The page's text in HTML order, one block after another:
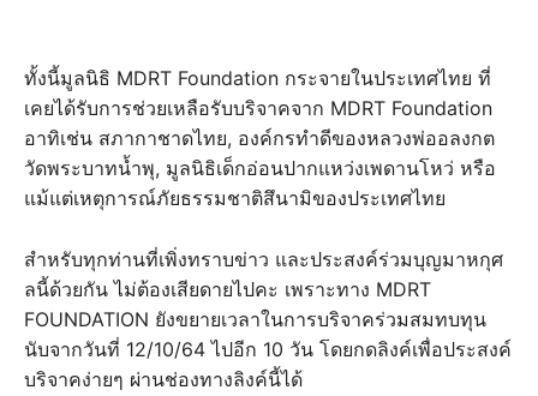
ทั้งนี้มูลนิธิ MDRT Foundation กระจายในประเทศไทย ที่
เคยได้รับการช่วยเหลือรับบริจาคจาก MDRT Foundation
อาทิเช่น สภากาชาดไทย, องค์กรทำดีของหลวงพ่ออลงกต
วัดพระบาทน้ำพุ, มูลนิธิเด็กอ่อนปากแหว่งเพดานโหว่ หรือ
แม้แต่เหตุการณ์ภัยธรรมชาติสึนามิของประเทศไทย
สำหรับทุกท่านที่เพิ่งทราบข่าว และประสงค์ร่วมบุญมาหกุศ
ลนี้ด้วยกัน ไม่ต้องเสียดายไปคะ เพราะทาง MDRT
FOUNDATION ยังขยายเวลาในการบริจาคร่วมสมทบทุน
นับจากวันที่ 12/10/64 ไปอีก 10 วัน โดยกดลิงค์เพื่อประสงค์
บริจาคง่ายๆ ผ่านช่องทางลิงค์นี้ได้